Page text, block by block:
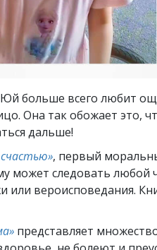
Юй больше всего любит
Она так обожает это,
дальше!
, первый
может следовать любой
или вероисповедания.
представляет